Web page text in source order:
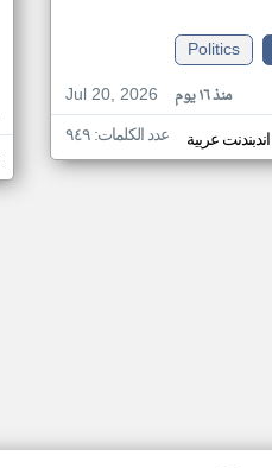
Politics
Jul 20, 2026
منذ ١٦ يوم
اندبندنت عربية عدد الكلمات: ٩٤٩